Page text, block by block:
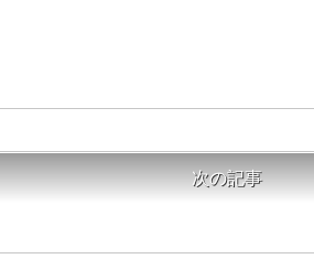
次の記事